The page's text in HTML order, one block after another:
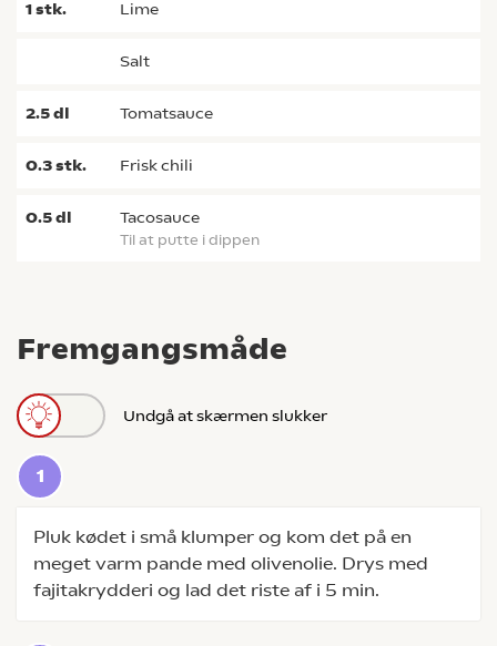
Fremgangsmåde
Undgå at skærmen slukker
Pluk kødet i små klumper og kom det på en
meget varm pande med olivenolie. Drys med
fajitakrydderi og lad det riste af i 5 min.
1stk. lime
salt
2.5dl tomatsauce
0.3stk. frisk chili
0.5dl tacosauce
til at putte i dippen